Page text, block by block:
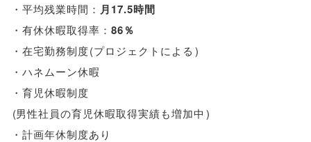
・平均残業時間： 月17.5時間
・有休休暇取得率： 86％
・在宅勤務制度(プロジェクトによる )
・ハネムーン休暇
・育児休暇制度
(男性社員の育児休暇取得実績も増加中 )
・計画年休制度あり